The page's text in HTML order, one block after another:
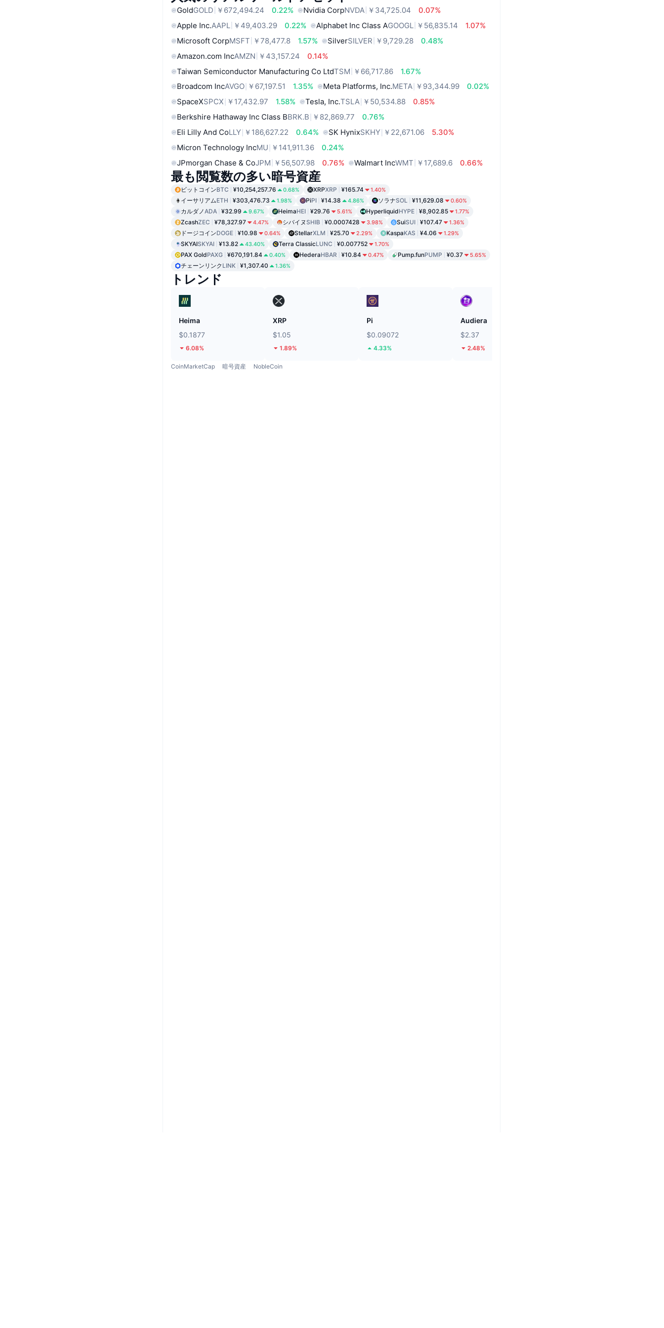
GoldGOLD ￥672,494.24 0.22% Nvidia CorpNVDA ￥34,725.04
0.07%
Apple Inc.AAPL ￥49,403.29 0.22% Alphabet Inc Class AGOOGL ￥56,835.14
1.07%
Microsoft CorpMSFT ￥78,477.8 1.57% SilverSILVER ￥9,729.28
0.48%
Amazon.com IncAMZN ￥43,157.24
0.14%
Taiwan Semiconductor Manufacturing Co LtdTSM ￥66,717.86
1.67%
Broadcom IncAVGO ￥67,197.51 1.35% Meta Platforms, Inc.META ￥93,344.99
0.02%
SpaceXSPCX ￥17,432.97 1.58% Tesla, Inc.TSLA ￥50,534.88
0.85%
Berkshire Hathaway Inc Class BBRK.B ￥82,869.77
0.76%
Eli Lilly And CoLLY ￥186,627.22 0.64% SK HynixSKHY ￥22,671.06
5.30%
Micron Technology IncMU ￥141,911.36
0.24%
JPmorgan Chase & CoJPM ￥56,507.98 0.76% Walmart IncWMT ￥17,689.6 0.66%
最も閲覧数の多い暗号資産
ビットコインBTC ¥10,254,257.76 0.68% XRPXRP ¥165.74 1.40%
イーサリアムETH ¥303,476.73 1.98% PiPI ¥14.38 4.86% ソラナSOL ¥11,629.08 0.60%
カルダノADA ¥32.99 9.67% HeimaHEI ¥29.76 5.61% HyperliquidHYPE ¥8,902.85 1.77%
ZcashZEC ¥78,327.97 4.47% シバイヌ SHIB ¥0.0007428 3.98% SuiSUI ¥107.47 1.36%
ドージコインDOGE ¥10.98 0.64% StellarXLM ¥25.70 2.29% KaspaKAS ¥4.06 1.29%
SKYAISKYAI ¥13.82 43.40% Terra ClassicLUNC ¥0.007752 1.70%
PAX GoldPAXG ¥670,191.84 0.40% HederaHBAR ¥10.84 0.47% Pump.funPUMP ¥0.37 5.65%
チェーンリンク LINK ¥1,307.40 1.36%
トレンド
Heima
$0.1877
6.08%
XRP
$1.05
1.89%
Pi
$0.09072
4.33%
Audiera
$2.37
2.48%
CoinMarketCap 暗号資産 NobleCoin